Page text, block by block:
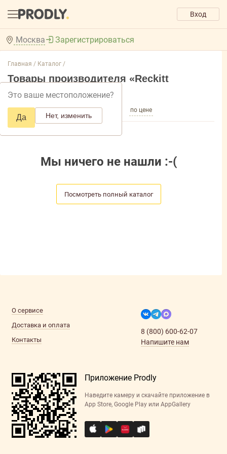
Вход
Москва
Это ваше местоположение?
Да Нет, изменить
Зарегистрироваться
Главная / Каталог /
Товары производителя «Reckitt
Benckiser»
по популярности по названию по цене
Мы ничего не нашли :-(
Посмотреть полный каталог
О сервисе
Доставка и оплата
Контакты
8 (800) 600-62-07
Напишите нам
Приложение Prodly
Наведите камеру и скачайте приложение в
App Store, Google Play или AppGallery